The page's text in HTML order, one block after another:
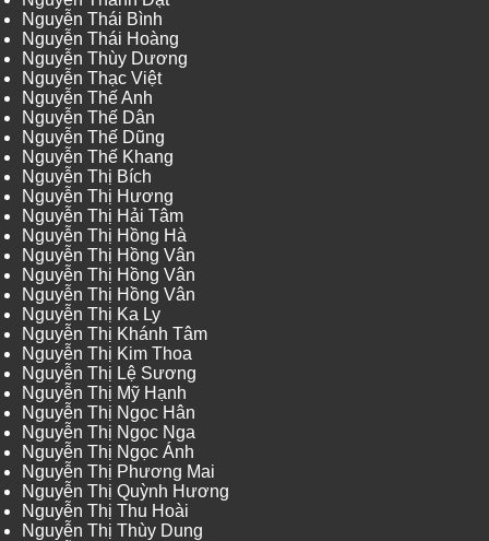
Nguyễn Thái Bình
Nguyễn Thái Hoàng
Nguyễn Thùy Dương
Nguyễn Thạc Việt
Nguyễn Thế Anh
Nguyễn Thế Dân
Nguyễn Thế Dũng
Nguyễn Thế Khang
Nguyễn Thị Bích
Nguyễn Thị Hương
Nguyễn Thị Hải Tâm
Nguyễn Thị Hồng Hà
Nguyễn Thị Hồng Vân
Nguyễn Thị Hồng Vân
Nguyễn Thị Hồng Vân
Nguyễn Thị Ka Ly
Nguyễn Thị Khánh Tâm
Nguyễn Thị Kim Thoa
Nguyễn Thị Lệ Sương
Nguyễn Thị Mỹ Hạnh
Nguyễn Thị Ngọc Hân
Nguyễn Thị Ngọc Nga
Nguyễn Thị Ngọc Ánh
Nguyễn Thị Phương Mai
Nguyễn Thị Quỳnh Hương
Nguyễn Thị Thu Hoài
Nguyễn Thị Thùy Dung